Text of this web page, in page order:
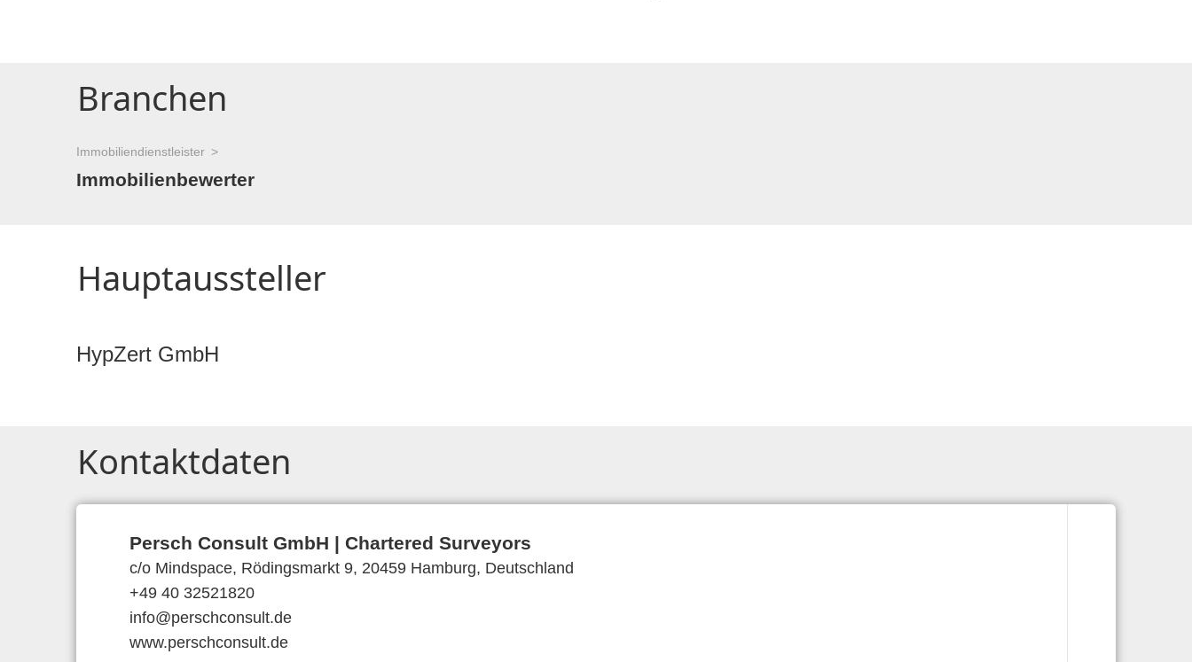
Branchen
Immobiliendienstleister
Immobilienbewerter
Hauptaussteller
HypZert GmbH
Kontaktdaten
Persch Consult GmbH | Chartered Surveyors
c/o Mindspace, Rödingsmarkt 9, 20459 Hamburg, Deutschland
+49 40 32521820
info@perschconsult.de
www.perschconsult.de